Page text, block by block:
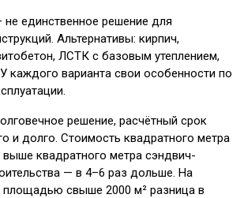
единственное решение для
Альтернативы: кирпич,
ЛСТК с базовым утеплением,
каждого варианта свои особенности по
решение, расчётный срок
и долго. Стоимость квадратного метра
квадратного метра сэндвич-
— в 4–6 раз дольше. На
площадью свыше 2000 м² разница в